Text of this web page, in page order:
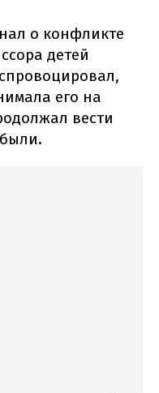
о конфликте
детей
его на
вести